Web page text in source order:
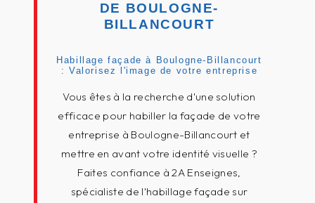
DE BOULOGNE-
BILLANCOURT
Habillage façade à Boulogne-Billancourt
: Valorisez l'image de votre entreprise
Vous êtes à la recherche d'une solution
efficace pour habiller la façade de votre
entreprise à Boulogne-Billancourt et
mettre en avant votre identité visuelle ?
Faites confiance à 2A Enseignes,
spécialiste de l'habillage façade sur